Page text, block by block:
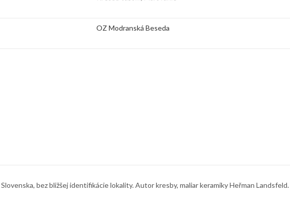
OZ Modranská Beseda
bez bližšej identifikácie lokality. Autor kresby, maliar keramiky Heřman Landsfeld.